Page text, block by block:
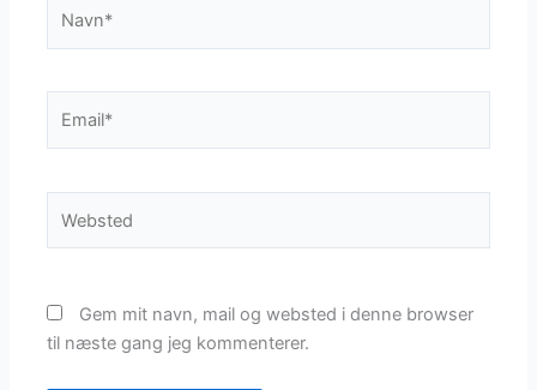
Gem mit navn, mail og websted i denne browser
til næste gang jeg kommenterer.